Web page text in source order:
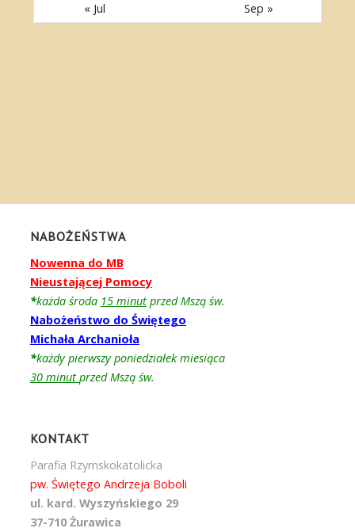
« Jul Sep »
NABOŻEŃSTWA
Nowenna do MB
Nieustającej Pomocy
*każda środa 15 minutprzed Mszą św.
Nabożeństwo do Świętego
Michała Archanioła
*każdy pierwszy poniedziałek miesiąca
30 minut przed Mszą św.
KONTAKT
Parafia Rzymskokatolicka
pw. Świętego Andrzeja Boboli
ul. kard. Wyszyńskiego 29
37-710 Żurawica